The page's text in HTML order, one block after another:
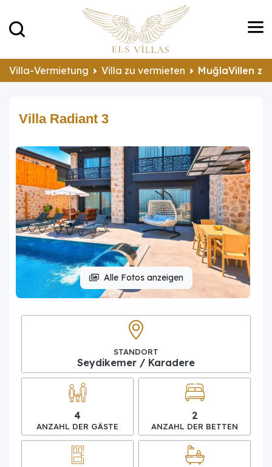
Villa-Vermietung Villa zu vermieten MuğlaVillen
Villa Radiant 3
Alle Fotos anzeigen
STANDORT
Seydikemer / Karadere
4
ANZAHL DER GÄSTE
2
ANZAHL DER BETTEN